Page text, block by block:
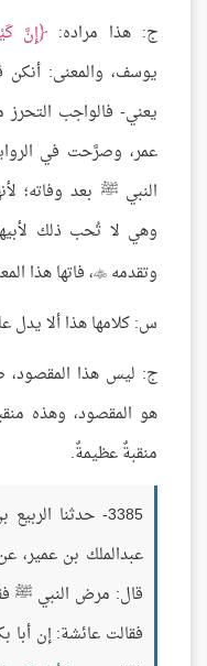
ج: هذا مراده:
إِنَّ
يوسف، والمعنى:
يعني- فالواجب
عمر، وصرَّحت في
النبي ﷺ بعد وفاته؛
وهي لا تُحب ذلك
وتقدمه ، فاتها هذا
س: كلامها هذا ألا يدل
ج: ليس هذا
هو المقصود، وهذه
منقبةٌ عظيمةٌ.
3385- حدثنا
عبدالملك بن عمير،
قال: مرض النبي ﷺ
فقالت عائشة: إن أبا